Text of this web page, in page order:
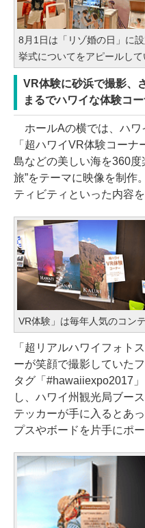
8月1日は「リゾ婚の日」に
挙式についてをアピールして
VR体験に砂浜で撮影、
まるでハワイな体験コ
ホールAの横では、ハワ
「超ハワイVR体験コー
島などの美しい海を360度
旅”をテーマに映像を制作
ティビティといった内容
VR体験」は毎年人気のコン
「超リアルハワイフォト
ーが笑顔で撮影していた
タグ「#hawaiiexpo2017
し、ハワイ州観光局ブー
テッカーが手に入るとあ
プスやボードを片手にポ